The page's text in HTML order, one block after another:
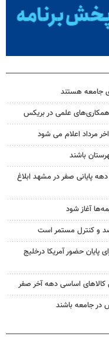
جامعه‌ هستند
همکاری‌های علمی در بریکس
باشند
دهه پایانی صفر در مشهد ابلاغ
آغاز شود
و کنترل مستمر است
پایان حضور آمریکا درخلیج
کالاهای اساسی دهه آخر صفر
در جامعه باشند